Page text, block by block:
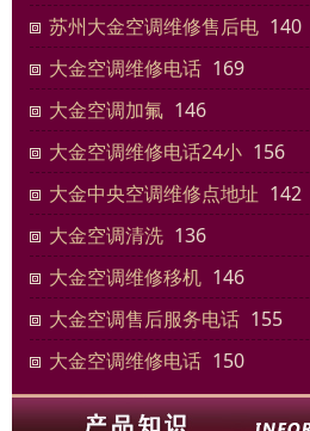
苏州大金空调维修售后电 140
大金空调维修电话 169
大金空调加氟 146
大金空调维修电话24小 156
大金中央空调维修点地址 142
大金空调清洗 136
大金空调维修移机 146
大金空调售后服务电话 155
大金空调维修电话 150